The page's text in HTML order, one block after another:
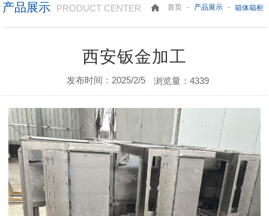
产品展示 PRODUCT CENTER 首页 - 产品展示 - 箱体箱柜
西安钣金加工
发布时间：2025/2/5 浏览量：4339